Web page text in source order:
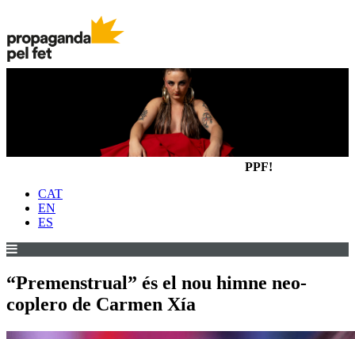
PPF!
CAT
EN
ES
“Premenstrual” és el nou himne neo-
coplero de Carmen Xía